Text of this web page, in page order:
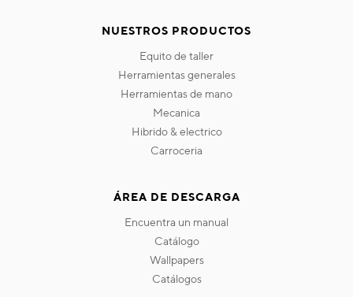
NUESTROS PRODUCTOS
equito de taller
herramientas generales
herramientas de mano
mecanica
hibrido & electrico
carroceria
ÁREA DE DESCARGA
encuentra un manual
catálogo
wallpapers
catálogos